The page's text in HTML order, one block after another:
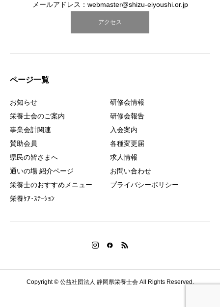
メールアドレス：webmaster@shizu-eiyoushi.or.jp
アクセス
ページ一覧
お知らせ
栄養士会のご案内
事業会計関連
賛助会員
県民の皆さまへ
通いの場 紹介ページ
栄養士のおすすめメニュー
栄養ｹｱ･ｽﾃｰｼｮﾝ
研修会情報
研修会報告
入会案内
各種変更届
求人情報
お問い合わせ
プライバシーポリシー
Copyright © 公益社団法人 静岡県栄養士会 All Rights Reserved.